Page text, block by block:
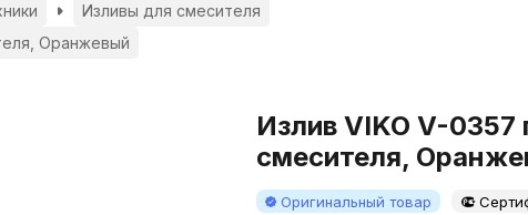
Изливы для смесителя
Оранжевый
Излив VIKO V-0357
смесителя,
Оригинальный товар